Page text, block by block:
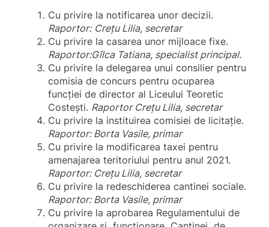
Cu privire la notificarea unor decizii.
Raportor: Crețu Lilia, secretar
Cu privire la casarea unor mijloace fixe.
Raportor:Gîlca Tatiana, specialist principal.
Cu privire la delegarea unui consilier pentru
comisia de concurs pentru ocuparea
funcției de director al Liceului Teoretic
Costești. Raportor Crețu Lilia, secretar
Cu privire la instituirea comisiei de licitație.
Raportor: Borta Vasile, primar
Cu privire la modificarea taxei pentru
amenajarea teritoriului pentru anul 2021.
Raportor: Crețu Lilia, secretar
Cu privire la redeschiderea cantinei sociale.
Raportor: Borta Vasile, primar
Cu privire la aprobarea Regulamentului de